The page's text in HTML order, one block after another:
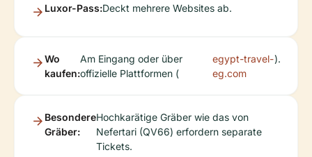
Luxor-Pass:Deckt mehrere Websites ab.
Wo
kaufen:
Am Eingang oder über
offizielle Plattformen (
egypt-travel-
eg.com
).
Besondere
Gräber:
Hochkarätige Gräber wie das von
Nefertari (QV66) erfordern separate
Tickets.